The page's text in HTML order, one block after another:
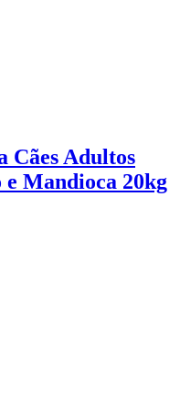
Cães Adultos
e Mandioca 20kg